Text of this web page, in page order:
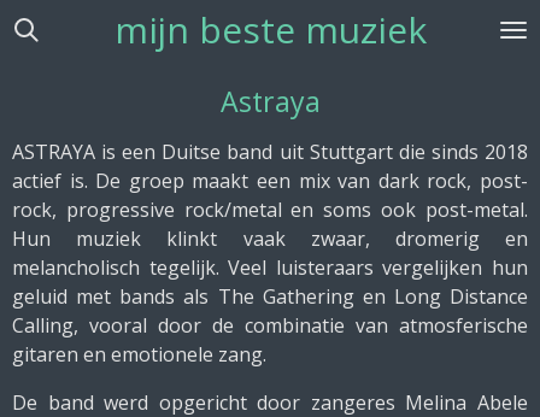
Ga
hoofdinhoud
mijn beste muziek
Astraya
ASTRAYA is een Duitse band uit Stuttgart die sinds 2018
actief is. De groep maakt een mix van dark rock, post-
rock, progressive rock/metal en soms ook post-metal.
Hun muziek klinkt vaak zwaar, dromerig en
melancholisch tegelijk. Veel luisteraars vergelijken hun
geluid met bands als The Gathering en Long Distance
Calling, vooral door de combinatie van atmosferische
gitaren en emotionele zang.
De band werd opgericht door zangeres Melina Abele